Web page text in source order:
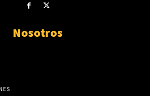
Nosotros